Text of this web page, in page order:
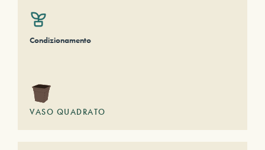
Condizionamento
VASO QUADRATO